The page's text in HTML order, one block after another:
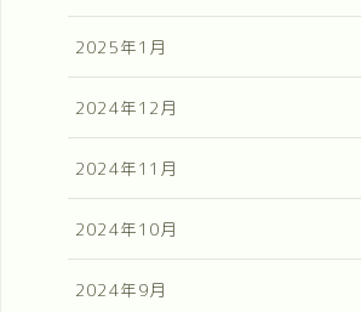
2025年1月
2024年12月
2024年11月
2024年10月
2024年9月